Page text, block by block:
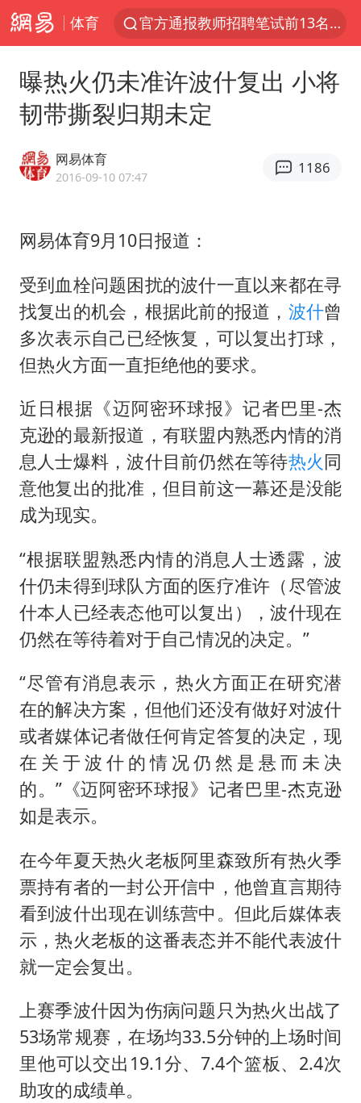
体育
官方通报教师招聘笔试前13名被淘汰
广东雷州通报特教老师招聘违规事件
A股三大股指收涨
泰国校园枪击案死亡人数升至7人
宇树科技中一签需缴款7.54万元
四川宜宾市高县发生4.9级地震
“新疆阿勒泰八月能滑雪”不实
向鹏0-3不敌张本智和
今日立秋你咬秋了吗
东方之约 相约未来
曝热火仍未准许波什复出 小将
韧带撕裂归期未定
网易体育
2016-09-10 07:47
1186
网易体育9月10日报道：
受到血栓问题困扰的波什一直以来都在寻
找复出的机会，根据此前的报道， 波什曾
多次表示自己已经恢复，可以复出打球，
但热火方面一直拒绝他的要求。
近日根据《迈阿密环球报》记者巴里-杰
克逊的最新报道，有联盟内熟悉内情的消
息人士爆料，波什目前仍然在等待热火同
意他复出的批准，但目前这一幕还是没能
成为现实。
“根据联盟熟悉内情的消息人士透露，波
什仍未得到球队方面的医疗准许（尽管波
什本人已经表态他可以复出），波什现在
仍然在等待着对于自己情况的决定。”
“尽管有消息表示，热火方面正在研究潜
在的解决方案，但他们还没有做好对波什
或者媒体记者做任何肯定答复的决定，现
在关于波什的情况仍然是悬而未决
的。”《迈阿密环球报》记者巴里-杰克逊
如是表示。
在今年夏天热火老板阿里森致所有热火季
票持有者的一封公开信中，他曾直言期待
看到波什出现在训练营中。但此后媒体表
示，热火老板的这番表态并不能代表波什
就一定会复出。
上赛季波什因为伤病问题只为热火出战了
53场常规赛，在场均33.5分钟的上场时间
里他可以交出19.1分、7.4个篮板、2.4次
助攻的成绩单。